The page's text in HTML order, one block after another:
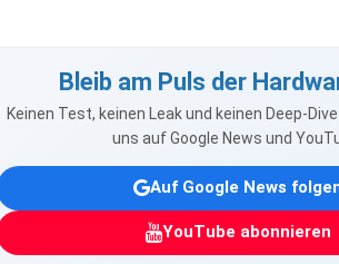
Bleib am Puls der
Keinen Test, keinen Leak und keinen Deep-
uns auf Google News und
Auf Google News
YouTube abonnieren